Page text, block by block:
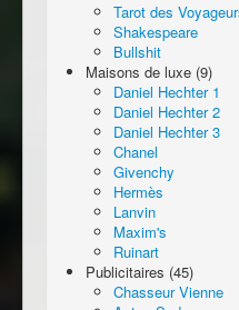
Tarot des
Shakespeare
Bullshit
Maisons de luxe (9)
Daniel Hechter 1
Daniel Hechter 2
Daniel Hechter 3
Chanel
Givenchy
Hermès
Lanvin
Maxim's
Ruinart
Publicitaires (45)
Chasseur Vienne